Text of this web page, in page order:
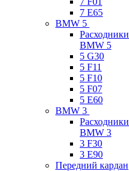
7 E65
BMW 5
Расходники
BMW 5
5 G30
5 F11
5 F10
5 F07
5 E60
BMW 3
Расходники
BMW 3
3 F30
3 E90
Передний кардан